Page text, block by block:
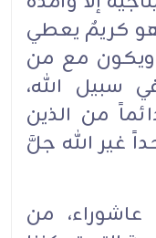
كريمٌ يعطي
ويكون مع من
سبيل الله،
من الذين
غير الله جلَّ
من